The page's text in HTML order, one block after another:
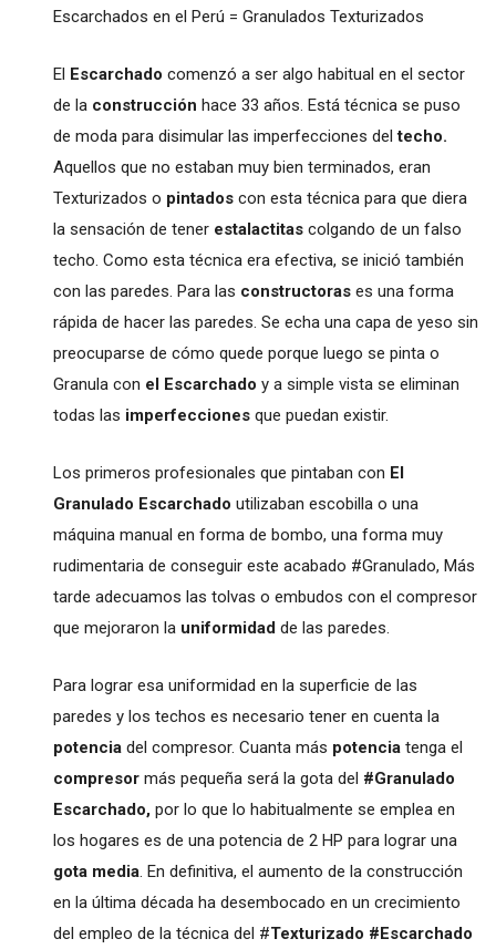
Escarchados en el Perú = Granulados Texturizados
El Escarchado comenzó a ser algo habitual en el sector
de la construcción hace 33 años. Está técnica se puso
de moda para disimular las imperfecciones deltecho.
Aquellos que no estaban muy bien terminados, eran
Texturizados o pintadoscon esta técnica para que diera
la sensación de tener estalactitascolgando de un falso
techo. Como esta técnica era efectiva, se inició también
con las paredes. Para las constructorases una forma
rápida de hacer las paredes. Se echa una capa de yeso sin
preocuparse de cómo quede porque luego se pinta o
Granula con el Escarchado y a simple vista se eliminan
todas las imperfeccionesque puedan existir.
Los primeros profesionales que pintaban con El
Granulado Escarchado utilizaban escobilla o una
máquina manual en forma de bombo, una forma muy
rudimentaria de conseguir este acabado #Granulado, Más
tarde adecuamos las tolvas o embudos con el compresor
que mejoraron la uniformidad de las paredes.
Para lograr esa uniformidad en la superficie de las
paredes y los techos es necesario tener en cuenta la
potenciadel compresor. Cuanta más potenciatenga el
compresormás pequeña será la gota del #Granulado
Escarchado,por lo que lo habitualmente se emplea en
los hogares es de una potencia de 2 HP para lograr una
gota media. En definitiva, el aumento de la construcción
en la última década ha desembocado en un crecimiento
del empleo de la técnica del #Texturizado #Escarchado